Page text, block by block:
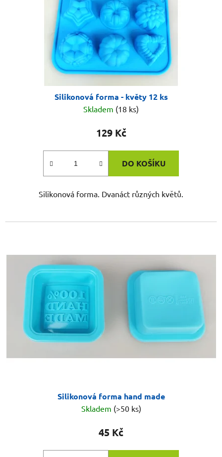
Silikonová forma - květy 12 ks
Skladem (18 ks)
129 Kč
DO KOŠÍKU
Silikonová forma. Dvanáct různých květů.
Silikonová forma hand made
Skladem (>50 ks)
45 Kč